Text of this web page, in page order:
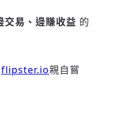
交易、邊賺收益 的
flipster.io親自嘗